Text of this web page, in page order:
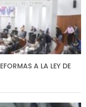
A LA LEY DE